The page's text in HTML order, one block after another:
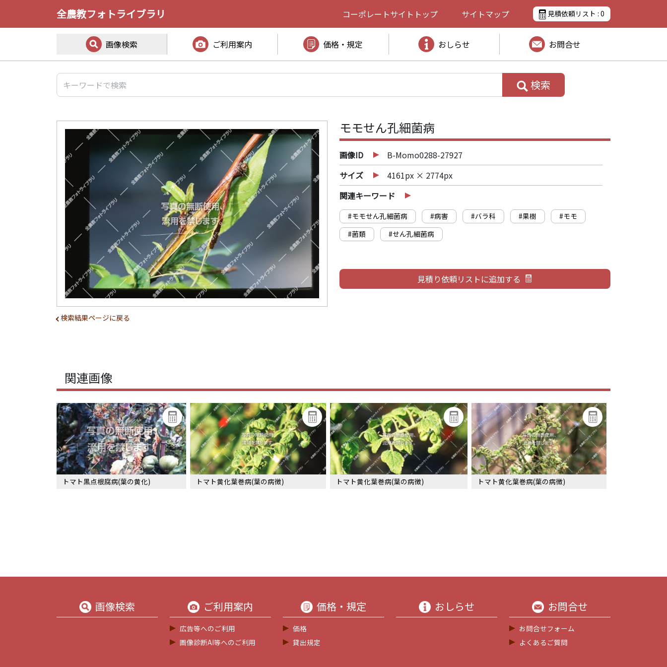
全農教フォトライブラリ コーポレートサイト トップ サイトマップ 見積依頼リスト : 0
画像検索 ご利用案内 価格・規定 おしらせ お問合せ
検索
検索結果ページに戻る
モモせん孔細菌病
画像ID
B-Momo0288-27927
サイズ
4161px × 2774px
関連キーワード
#モモせん孔細菌病 #病害 #バラ科 #果樹
#モモ
#菌類
#せん孔細菌病
関連画像
トマト黒点根腐病(葉の黄化) トマト黄化葉巻病(葉の病徴) トマト黄化葉巻病(葉の病徴) トマト黄化葉巻病(葉の病徴)
画像検索 ご利用案内
広告等へのご利用
画像診断AI等へのご利用
価格・規定
価格
貸出規定
おしらせ お問合せ
お問合せフォーム
よくあるご質問